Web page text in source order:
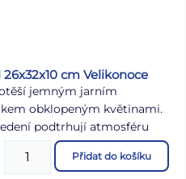
cm Velikonoce
jemným jarním
obklopeným květinami.
podtrhují atmosféru
tematický nádech. Je
výslužky – pohodlně do ní
Přidat do košíku